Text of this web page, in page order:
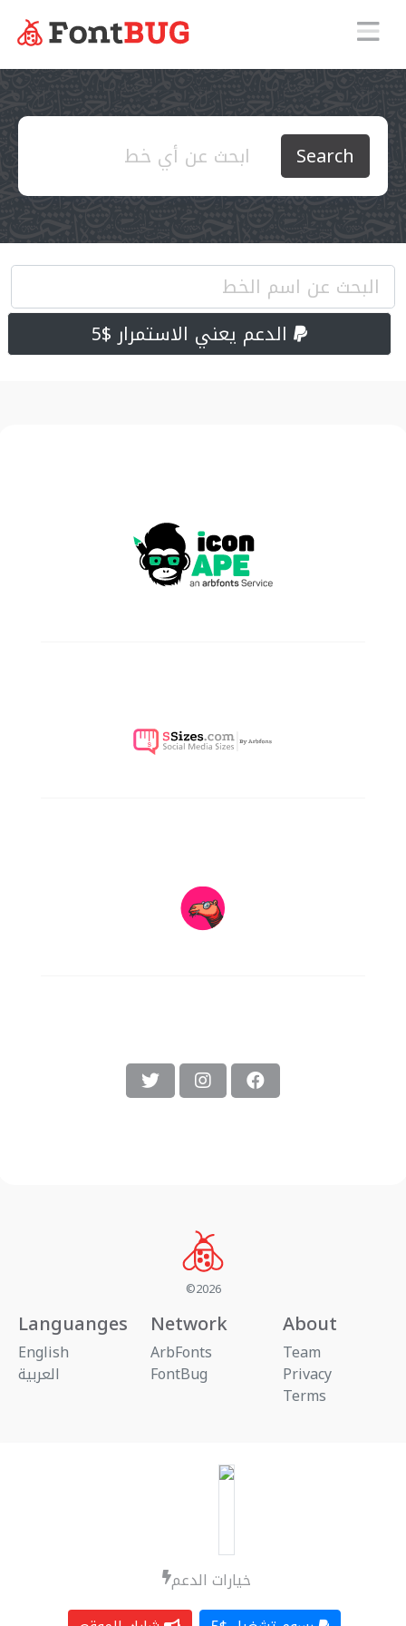
Search
الدعم يعني الاستمرار $5
خيارات الدعم
©2026
Languanges
English
العربية
Network
ArbFonts
FontBug
About
Team
Privacy
Terms